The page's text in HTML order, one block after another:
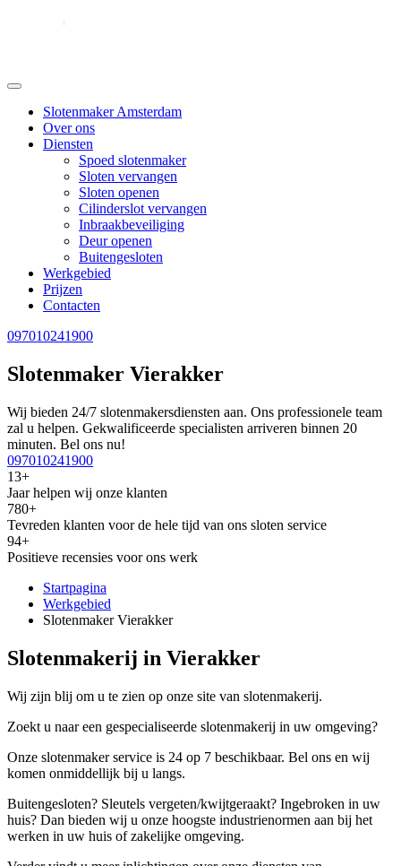
Slotenmaker Amsterdam
Over ons
Diensten
Spoed slotenmaker
Sloten vervangen
Sloten openen
Cilinderslot vervangen
Inbraakbeveiliging
Deur openen
Buitengesloten
Werkgebied
Prijzen
Contacten
097010241900
Slotenmaker Vierakker
Wij bieden 24/7 slotenmakersdiensten aan. Ons professionele team
zal u helpen. Gekwalificeerde specialisten arriveren binnen 20
minuten. Bel ons nu!
097010241900
13+
Jaar helpen wij onze klanten
780+
Tevreden klanten voor de hele tijd van ons sloten service
94+
Positieve recensies voor ons werk
Startpagina
Werkgebied
Slotenmaker Vierakker
Slotenmakerij in Vierakker
Wij zijn blij om u te zien op onze site van slotenmakerij.
Zoekt u naar een gespecialiseerde slotenmakerij in uw omgeving?
Onze slotenmaker service is 24 op 7 beschikbaar. Bel ons en wij
komen onmiddellijk bij u langs.
Buitengesloten? Sleutels vergeten/kwijtgeraakt? Ingebroken in uw
huis? Dan bieden wij u onze hoogste industrienormen aan bij het
werken in uw huis of zakelijke omgeving.